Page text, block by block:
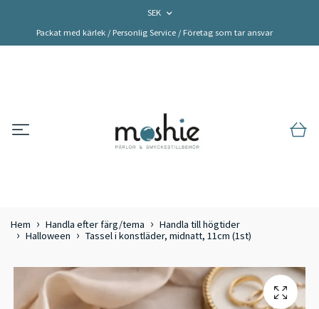
SEK
Packat med kärlek / Personlig Service / Företag som tar ansvar
Hem Handla efter färg/tema
Handla till högtider
Halloween
Tassel i konstläder, midnatt, 11cm (1st)